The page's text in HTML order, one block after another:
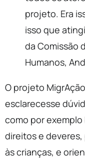
projeto. Era
isso que
da Comissão
Humanos,
O projeto
esclarecesse
como por
direitos e
às crianças, e